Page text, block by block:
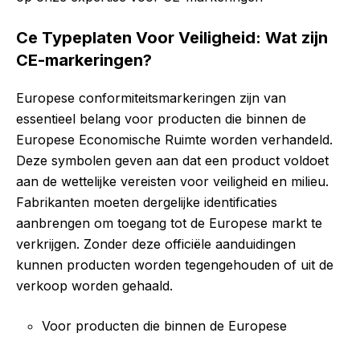
Ce Typeplaten Voor Veiligheid: Wat zijn
CE-markeringen?
Europese conformiteitsmarkeringen zijn van
essentieel belang voor producten die binnen de
Europese Economische Ruimte worden verhandeld.
Deze symbolen geven aan dat een product voldoet
aan de wettelijke vereisten voor veiligheid en milieu.
Fabrikanten moeten dergelijke identificaties
aanbrengen om toegang tot de Europese markt te
verkrijgen. Zonder deze officiële aanduidingen
kunnen producten worden tegengehouden of uit de
verkoop worden gehaald.
Voor producten die binnen de Europese